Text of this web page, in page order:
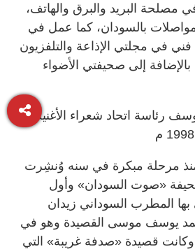
مصلحة البريد والبرق والهاتف،
بالسودان، كما عمل في
في مجلتي الإذاعة والتلفزيون
إلى صحيفتي الأضواء
رئاسة اتحاد شعراء الأغنية
منذ مرحلة مبكرة في سنه وُنشِرت
«صوت السودان» وأول
بها المطرب السوداني زيدان
يوسف موسى القصيدة وهو في
قصيدة «صدفة غريبة» التي